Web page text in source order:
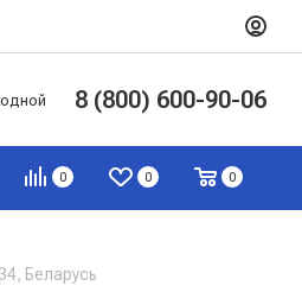
8 (800) 600-90-06
0 0 0
Беларусь